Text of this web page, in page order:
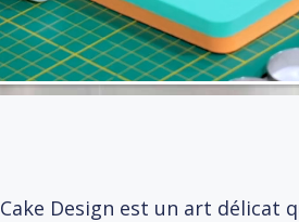
Design est un art délicat